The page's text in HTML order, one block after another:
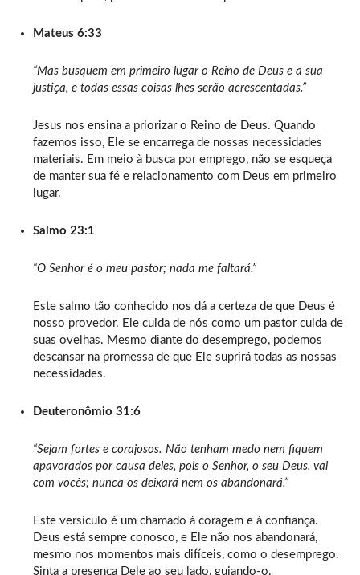
Mateus 6:33
“Mas busquem em primeiro lugar o Reino de Deus e a sua
justiça, e todas essas coisas lhes serão acrescentadas.”
Jesus nos ensina a priorizar o Reino de Deus. Quando
fazemos isso, Ele se encarrega de nossas necessidades
materiais. Em meio à busca por emprego, não se esqueça
de manter sua fé e relacionamento com Deus em primeiro
lugar.
Salmo 23:1
“O Senhor é o meu pastor; nada me faltará.”
Este salmo tão conhecido nos dá a certeza de que Deus é
nosso provedor. Ele cuida de nós como um pastor cuida de
suas ovelhas. Mesmo diante do desemprego, podemos
descansar na promessa de que Ele suprirá todas as nossas
necessidades.
Deuteronômio 31:6
“Sejam fortes e corajosos. Não tenham medo nem fiquem
apavorados por causa deles, pois o Senhor, o seu Deus, vai
com vocês; nunca os deixará nem os abandonará.”
Este versículo é um chamado à coragem e à confiança.
Deus está sempre conosco, e Ele não nos abandonará,
mesmo nos momentos mais difíceis, como o desemprego.
Sinta a presença Dele ao seu lado, guiando-o.